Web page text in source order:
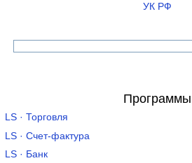
УК РФ
Программы
LS · Торговля
LS · Счет-фактура
LS · Банк